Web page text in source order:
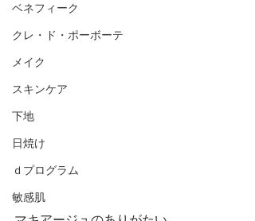
ベネフィーク
クレ・ド・ポーボーテ
メイク
スキンケア
下地
日焼け
ｄプログラム
敏感肌